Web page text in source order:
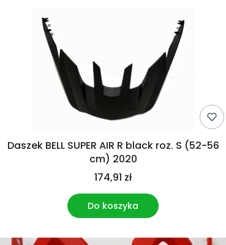
Daszek BELL SUPER AIR R black roz. S (52-56
cm) 2020
174,91 zł
Do koszyka